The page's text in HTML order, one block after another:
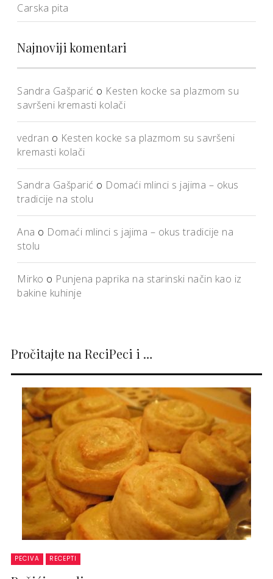
Carska pita
Najnoviji komentari
Sandra Gašparić o Kesten kocke sa plazmom su
savršeni kremasti kolači
vedran o Kesten kocke sa plazmom su savršeni
kremasti kolači
Sandra Gašparić o Domaći mlinci s jajima – okus
tradicije na stolu
Ana o Domaći mlinci s jajima – okus tradicije na
stolu
Mirko o Punjena paprika na starinski način kao iz
bakine kuhinje
Pročitajte na ReciPeci i …
PECIVA RECEPTI